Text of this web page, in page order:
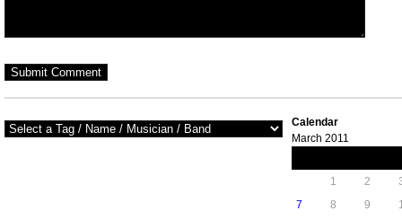
Calendar
March 2011
1 2
7
8 9